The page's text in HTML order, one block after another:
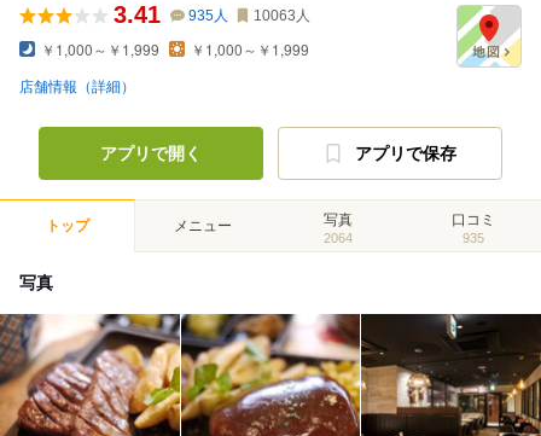
3.41 935人 10063 人
￥1,000～￥1,999 ￥1,000～￥1,999
店舗情報（詳細）
アプリで開く アプリで保存
トップ メニュー 写真
2064
口コミ
935
写真